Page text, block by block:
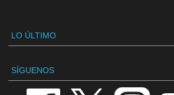
LO ÚLTIMO
SÍGUENOS